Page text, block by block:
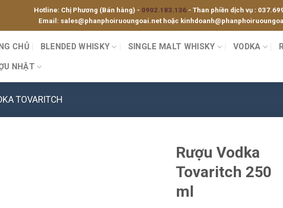
Hotline: Chị Phương (Bán hàng) - 0902.183.136 - Than phiền dịch vụ :
Email: sales@phanphoiruoungoai.nethoặc
CHỦ BLENDED WHISKY SINGLE MALT WHISKY VODKA
NHẬT
TOVARITCH
Rượu Vodka
Tovaritch 250
ml